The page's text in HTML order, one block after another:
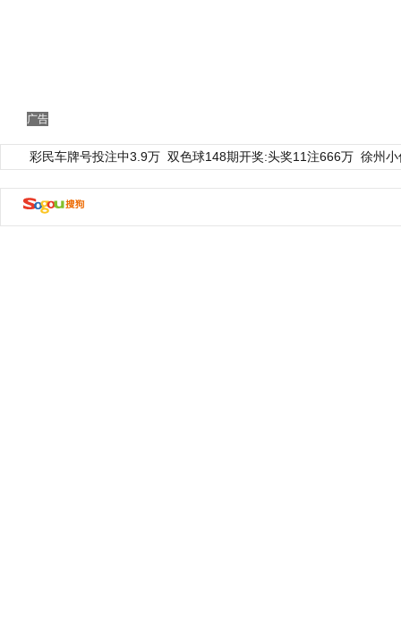
广告
彩民车牌号投注中3.9万 双色球148期开奖:头奖11注666万 徐州